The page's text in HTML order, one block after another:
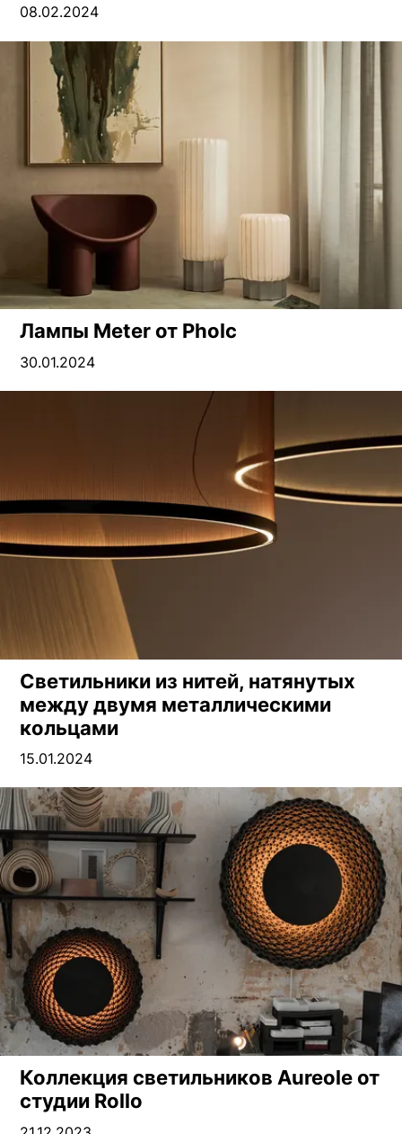
08.02.2024
Лампы Meter от Pholc
30.01.2024
Светильники из нитей, натянутых
между двумя металлическими
кольцами
15.01.2024
Коллекция светильников Aureole от
студии Rollo